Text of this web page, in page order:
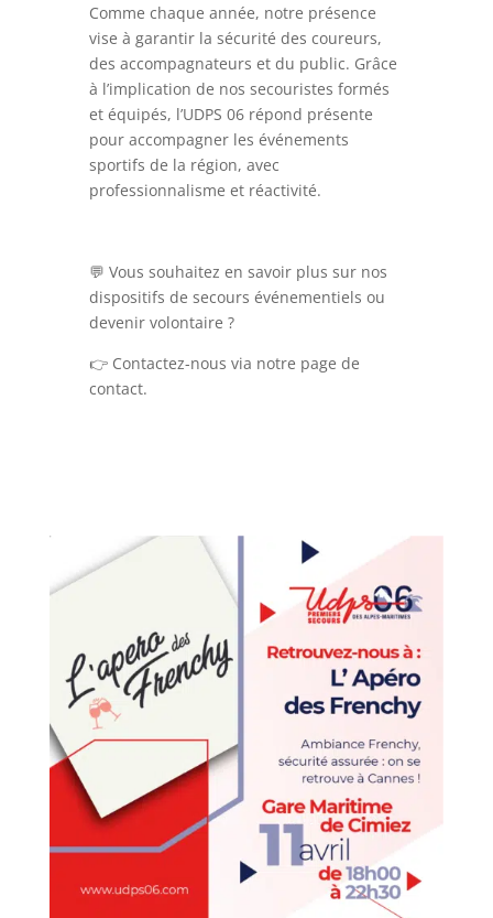
Comme chaque année, notre présence
vise à garantir la sécurité des coureurs,
des accompagnateurs et du public. Grâce
à l’implication de nos secouristes formés
et équipés, l’UDPS 06 répond présente
pour accompagner les événements
sportifs de la région, avec
professionnalisme et réactivité.
💬 Vous souhaitez en savoir plus sur nos
dispositifs de secours événementiels ou
devenir volontaire ?
👉 Contactez-nous via notre page de
contact.